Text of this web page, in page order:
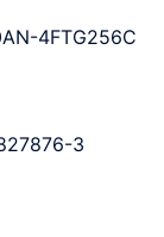
4FTG256C
3